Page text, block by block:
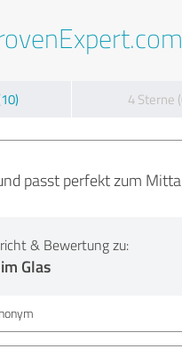
4 Sterne
passt perfekt zum
& Bewertung zu:
Glas